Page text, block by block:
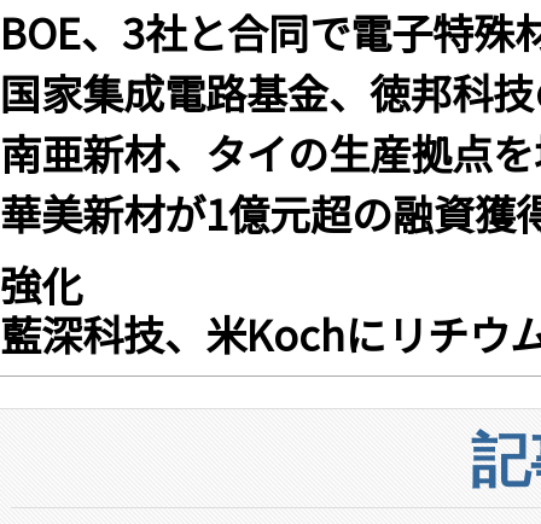
BOE、3社と合同で電子特殊
国家集成電路基金、徳邦科
南亜新材、タイの生産拠点
華美新材が1億元超の融資獲
強化
藍深科技、米Kochにリチウ